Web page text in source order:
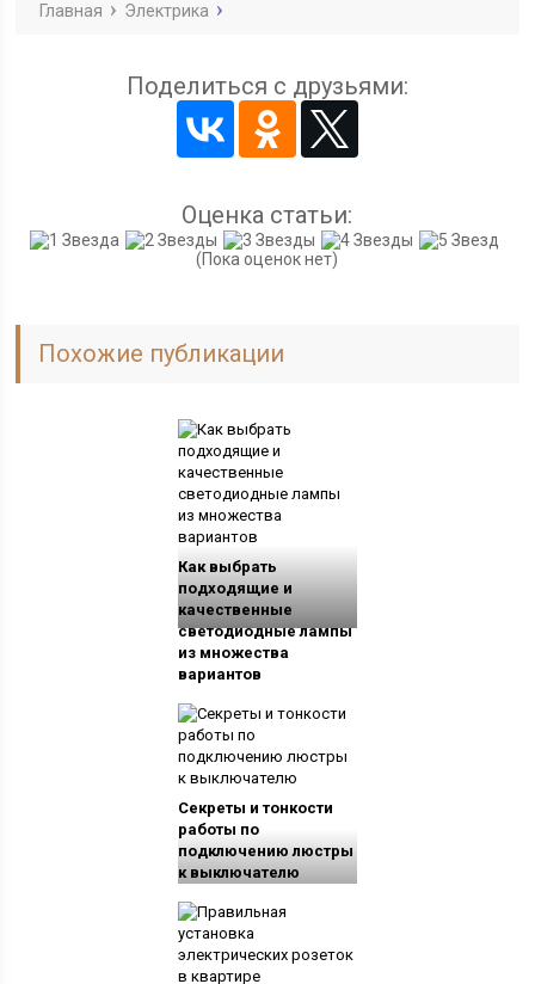
Главная Электрика
Поделиться с друзьями:
Оценка статьи:
(Пока оценок нет)
Похожие публикации
Как выбрать
подходящие и
качественные
светодиодные лампы
из множества
вариантов
Секреты и тонкости
работы по
подключению люстры
к выключателю